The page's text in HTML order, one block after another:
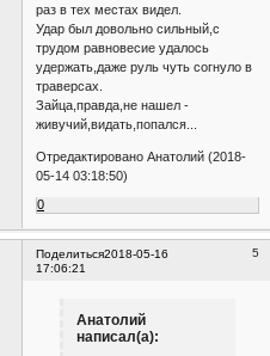
раз в тех местах видел.
Удар был довольно сильный,с
трудом равновесие удалось
удержать,даже руль чуть согнуло в
траверсах.
Зайца,правда,не нашел -
живучий,видать,попался...
Отредактировано Анатолий (2018-
05-14 03:18:50)
0
Поделиться 5
2018-05-16
17:06:21
Анатолий
написал(а):